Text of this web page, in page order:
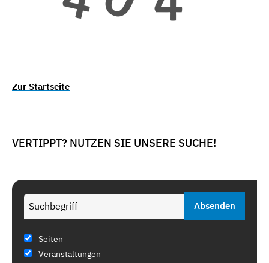
Zur Startseite
VERTIPPT? NUTZEN SIE UNSERE SUCHE!
Seiten
Veranstaltungen